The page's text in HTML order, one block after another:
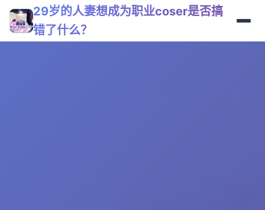
29岁的人妻想成为职业coser是否搞
错了什么？